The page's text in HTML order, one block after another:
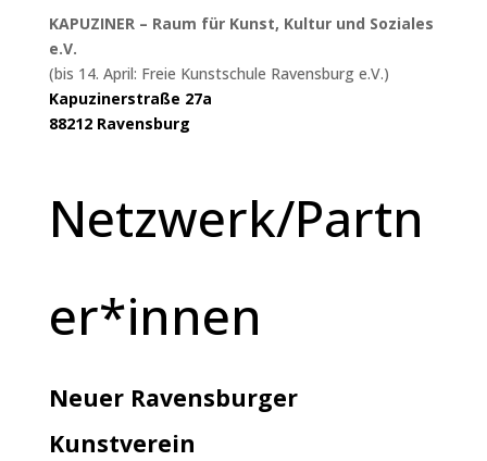
KAPUZINER – Raum für Kunst, Kultur und Soziales
e.V.
(bis 14. April: Freie Kunstschule Ravensburg e.V.)
Kapuzinerstraße 27a
88212 Ravensburg
Netzwerk/Partn
er*innen
Neuer Ravensburger
Kunstverein